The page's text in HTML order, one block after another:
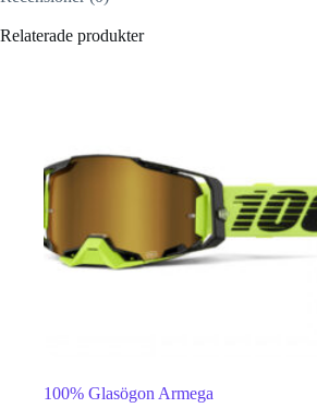
Relaterade produkter
100% Glasögon Armega